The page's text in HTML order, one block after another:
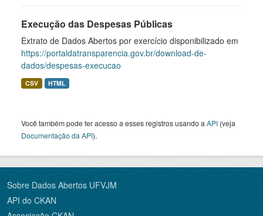
Execução das Despesas Públicas
Extrato de Dados Abertos por exercício disponibilizado em
https://portaldatransparencia.gov.br/download-de-
dados/despesas-execucao
CSV HTML
Você também pode ter acesso a esses registros usando a API (veja
Documentação da API).
Sobre Dados Abertos UFVJM
API do CKAN